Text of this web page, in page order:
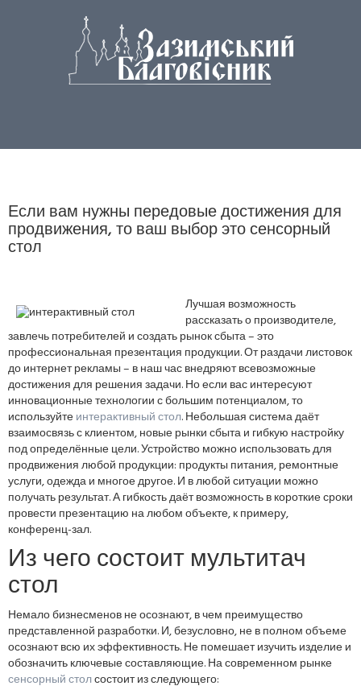
Если вам нужны передовые достижения для
продвижения, то ваш выбор это сенсорный
стол
Лучшая возможность
рассказать о производителе,
завлечь потребителей и создать рынок сбыта – это
профессиональная презентация продукции. От раздачи листовок
до интернет рекламы – в наш час внедряют всевозможные
достижения для решения задачи. Но если вас интересуют
инновационные технологии с большим потенциалом, то
используйтеинтерактивный стол. Небольшая система даёт
взаимосвязь с клиентом, новые рынки сбыта и гибкую настройку
под определённые цели. Устройство можно использовать для
продвижения любой продукции: продукты питания, ремонтные
услуги, одежда и многое другое. И в любой ситуации можно
получать результат. А гибкость даёт возможность в короткие сроки
провести презентацию на любом объекте, к примеру,
конференц-зал.
Из чего состоит мультитач
стол
Немало бизнесменов не осознают, в чем преимущество
представленной разработки. И, безусловно, не в полном объеме
осознают всю их эффективность. Не помешает изучить изделие и
обозначить ключевые составляющие. На современном рынке
сенсорный столсостоит из следующего: